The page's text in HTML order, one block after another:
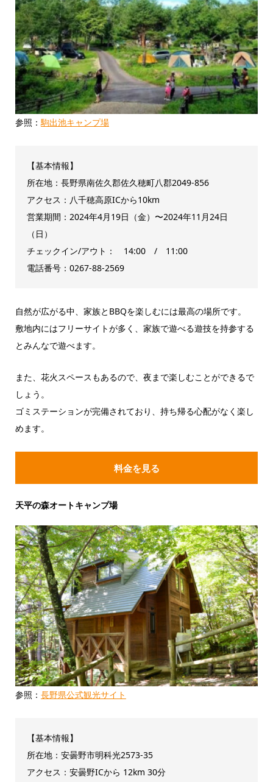
参照： 駒出池キャンプ場
【基本情報】
所在地：長野県南佐久郡佐久穂町八郡2049-856
アクセス：八千穂高原ICから10km
営業期間：2024年4月19日（金）〜2024年11月24日
（日）
チェックイン/アウト： 14:00 / 11:00
電話番号：0267-88-2569
自然が広がる中、家族とBBQを楽しむには最高の場所です。
敷地内にはフリーサイトが多く、家族で遊べる遊技を持参する
とみんなで遊べます。
また、花火スペースもあるので、夜まで楽しむことができるで
しょう。
ゴミステーションが完備されており、持ち帰る心配がなく楽し
めます。
料金を見る
天平の森オートキャンプ場
参照： 長野県公式観光サイト
【基本情報】
所在地：安曇野市明科光2573-35
アクセス：安曇野ICから 12km 30分